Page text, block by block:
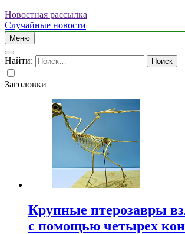
Новостная рассылка
Случайные новости
Меню
Найти:
Заголовки
Крупные птерозавры
с помощью четырех